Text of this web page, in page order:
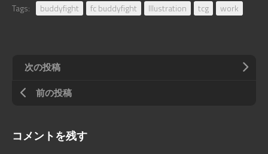
Tags: buddyfight fc buddyfight Illustration tcg work
次の投稿
前の投稿
コメントを残す